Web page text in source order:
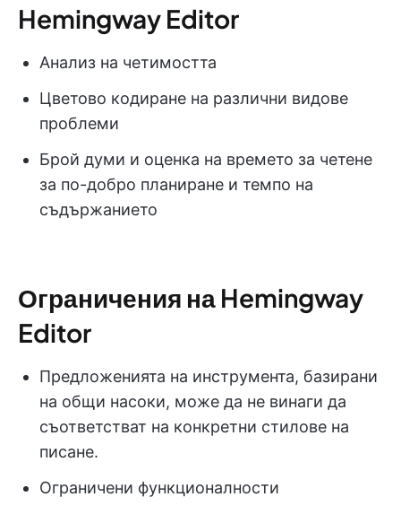
Hemingway Editor
Анализ на четимостта
Цветово кодиране на различни видове
проблеми
Брой думи и оценка на времето за четене
за по-добро планиране и темпо на
съдържанието
Ограничения на Hemingway
Editor
Предложенията на инструмента, базирани
на общи насоки, може да не винаги да
съответстват на конкретни стилове на
писане.
Ограничени функционалности